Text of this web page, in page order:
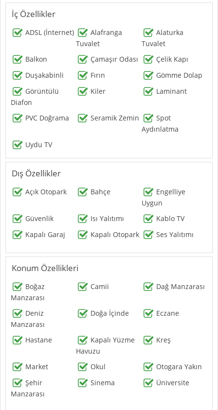
İç Özellikler
ADSL (İnternet)
Alafranga
Tuvalet
Alaturka
Tuvalet
Balkon
Çamaşır Odası
Çelik Kapı
Duşakabinli
Fırın
Gömme Dolap
Görüntülü
Diafon
Kiler Laminant
PVC Doğrama Seramik Zemin
Spot
Aydınlatma
Uydu TV
Dış Özellikler
Açık Otopark Bahçe
Engelliye
Uygun
Güvenlik
Isı Yalıtımı
Kablo TV
Kapalı Garaj
Kapalı Otopark Ses Yalıtımı
Konum Özellikleri
Boğaz
Manzarası
Camii Dağ Manzarası
Deniz
Manzarası
Doğa İçinde Eczane
Hastane
Kapalı Yüzme
Havuzu
Kreş
Market Okul
Otogara Yakın
Şehir
Manzarası
Sinema Üniversite